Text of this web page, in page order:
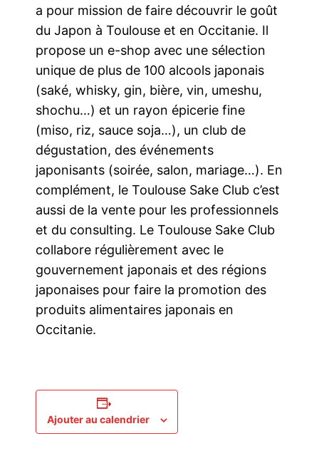
a pour mission de faire découvrir le goût
du Japon à Toulouse et en Occitanie. Il
propose un e-shop avec une sélection
unique de plus de 100 alcools japonais
(saké, whisky, gin, bière, vin, umeshu,
shochu…) et un rayon épicerie fine
(miso, riz, sauce soja…), un club de
dégustation, des événements
japonisants (soirée, salon, mariage…). En
complément, le Toulouse Sake Club c’est
aussi de la vente pour les professionnels
et du consulting. Le Toulouse Sake Club
collabore régulièrement avec le
gouvernement japonais et des régions
japonaises pour faire la promotion des
produits alimentaires japonais en
Occitanie.
Ajouter au calendrier